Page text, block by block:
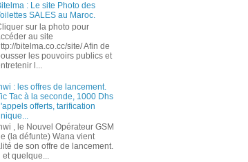
: Le site Photo des
SALES au Maroc.
sur la photo pour
au site
bitelma.co.cc/site/ Afin de
les pouvoirs publics et
l...
: les offres de lancement.
Tac à la seconde, 1000 Dhs
offerts, tarification
, le Nouvel Opérateur GSM
(la défunte) Wana vient
de son offre de lancement.
et quelque...